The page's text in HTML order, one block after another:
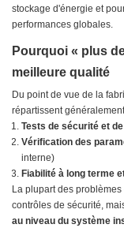
stockage d'énergie et
performances globales.
Pourquoi « plus
meilleure qualité
Du point de vue de la
répartissent
Tests de sécurité et
Vérification des
interne)
Fiabilité à long terme
La plupart des
contrôles de sécurité,
au niveau du système